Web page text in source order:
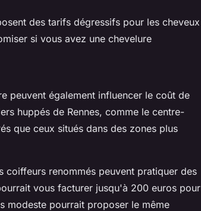
des tarifs dégressifs pour les cheveux
si vous avez une chevelure
peuvent également influencer le coût de
huppés de Rennes, comme le centre-
que ceux situés dans des zones plus
coiffeurs renommés peuvent pratiquer des
vous facturer jusqu'à 200 euros pour
modeste pourrait proposer le même